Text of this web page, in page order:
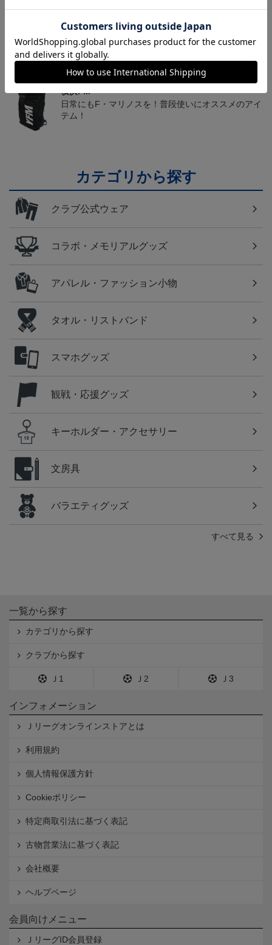
横浜FM
送料無料の併せ買いにオススメ！どの選手が当たる
かお楽しみのシークレットグッズ！
横浜FM
日常にもF・マリノスを！普段使いにオススメのアイ
テム！
カテゴリから探す
クラブ公式ウェア
コラボ・メモリアルグッズ
アパレル・ファッション小物
タオル・リストバンド
スマホグッズ
観戦・応援グッズ
キーホルダー・アクセサリー
文房具
バラエティグッズ
すべて見る
一覧から探す
カテゴリから探す
クラブから探す
Ｊ1 Ｊ2 Ｊ3
インフォメーション
Ｊリーグオンラインストアとは
利用規約
個人情報保護方針
Cookieポリシー
特定商取引法に基づく表記
古物営業法に基づく表記
会社概要
ヘルプページ
会員向けメニュー
ＪリーグID会員登録